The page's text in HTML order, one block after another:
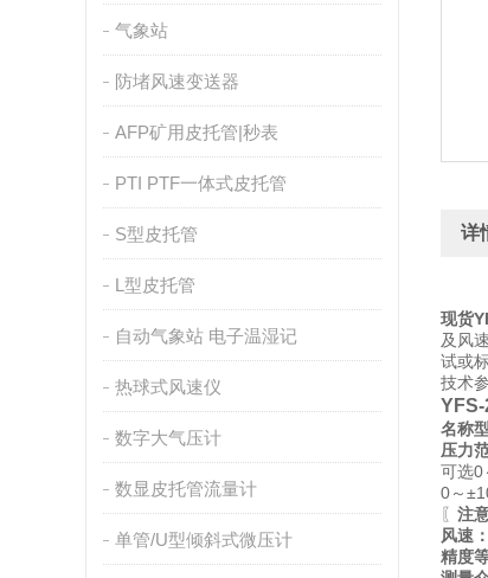
气象站
防堵风速变送器
AFP矿用皮托管|秒表
PTI PTF一体式皮托管
S型皮托管
L型皮托管
自动气象站 电子温湿记
热球式风速仪
数字大气压计
数显皮托管流量计
单管/U型倾斜式微压计
详
现货
及风
试或
技术
YFS-
名称
压力
可选0
0～
〖 注
风速：
精度